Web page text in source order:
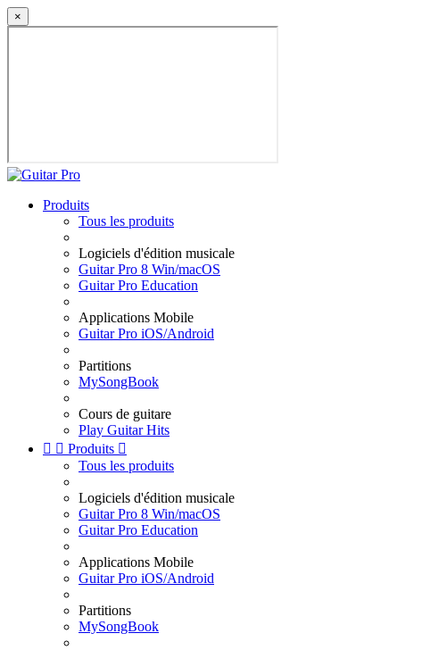
×
Produits
Tous les produits
Logiciels d'édition musicale
Guitar Pro 8 Win/macOS
Guitar Pro Education
Applications Mobile
Guitar Pro iOS/Android
Partitions
MySongBook
Cours de guitare
Play Guitar Hits
  Produits 
Tous les produits
Logiciels d'édition musicale
Guitar Pro 8 Win/macOS
Guitar Pro Education
Applications Mobile
Guitar Pro iOS/Android
Partitions
MySongBook